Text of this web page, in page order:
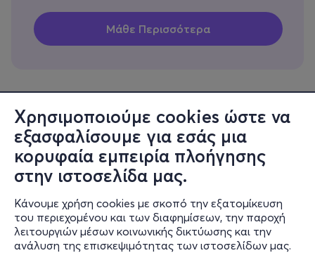
Χρησιμοποιούμε cookies ώστε να
εξασφαλίσουμε για εσάς μια
κορυφαία εμπειρία πλοήγησης
στην ιστοσελίδα μας.
Κάνουμε χρήση cookies με σκοπό την εξατομίκευση
του περιεχομένου και των διαφημίσεων, την παροχή
λειτουργιών μέσων κοινωνικής δικτύωσης και την
ανάλυση της επισκεψιμότητας των ιστοσελίδων μας.
Πληροφορίες
Υποστήριξη
Stay Connected